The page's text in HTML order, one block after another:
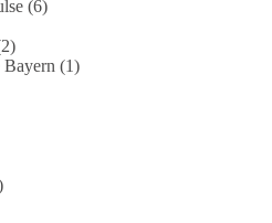
wir 1 Milliarde für freie
Petition unterzeichnen
(6)
Bayern (1)